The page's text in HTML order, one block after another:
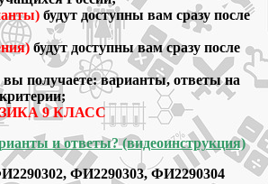
будут доступны вам сразу после
будут доступны вам сразу после
получаете: варианты, ответы на
9 КЛАСС
и ответы? (видеоинструкция)
ФИ2290303, ФИ2290304